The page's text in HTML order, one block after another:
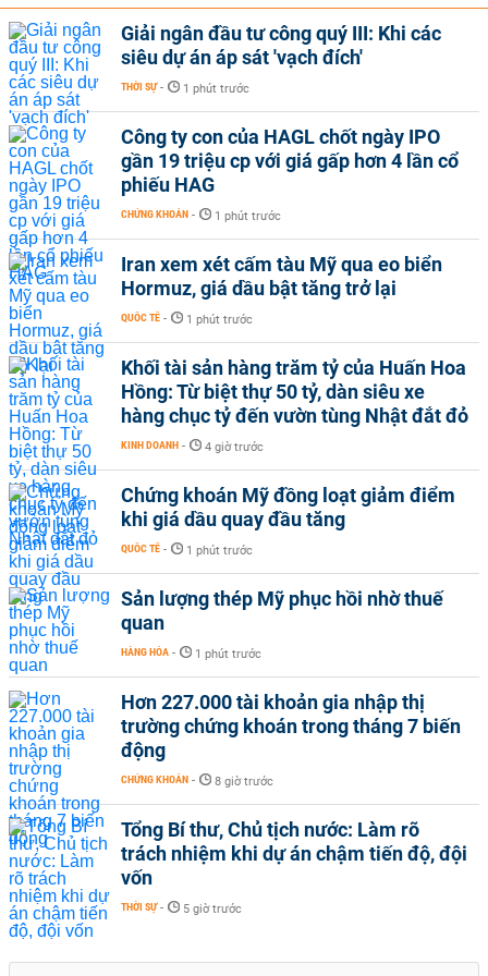
Giải ngân đầu tư công quý III: Khi các
siêu dự án áp sát 'vạch đích'
THỜI SỰ - 1 phút trước
Công ty con của HAGL chốt ngày IPO
gần 19 triệu cp với giá gấp hơn 4 lần cổ
phiếu HAG
CHỨNG KHOÁN - 1 phút trước
Iran xem xét cấm tàu Mỹ qua eo biển
Hormuz, giá dầu bật tăng trở lại
QUỐC TẾ - 1 phút trước
Khối tài sản hàng trăm tỷ của Huấn Hoa
Hồng: Từ biệt thự 50 tỷ, dàn siêu xe
hàng chục tỷ đến vườn tùng Nhật đắt đỏ
KINH DOANH - 4 giờ trước
Chứng khoán Mỹ đồng loạt giảm điểm
khi giá dầu quay đầu tăng
QUỐC TẾ - 1 phút trước
Sản lượng thép Mỹ phục hồi nhờ thuế
quan
HÀNG HÓA - 1 phút trước
Hơn 227.000 tài khoản gia nhập thị
trường chứng khoán trong tháng 7 biến
động
CHỨNG KHOÁN - 8 giờ trước
Tổng Bí thư, Chủ tịch nước: Làm rõ
trách nhiệm khi dự án chậm tiến độ, đội
vốn
THỜI SỰ - 5 giờ trước